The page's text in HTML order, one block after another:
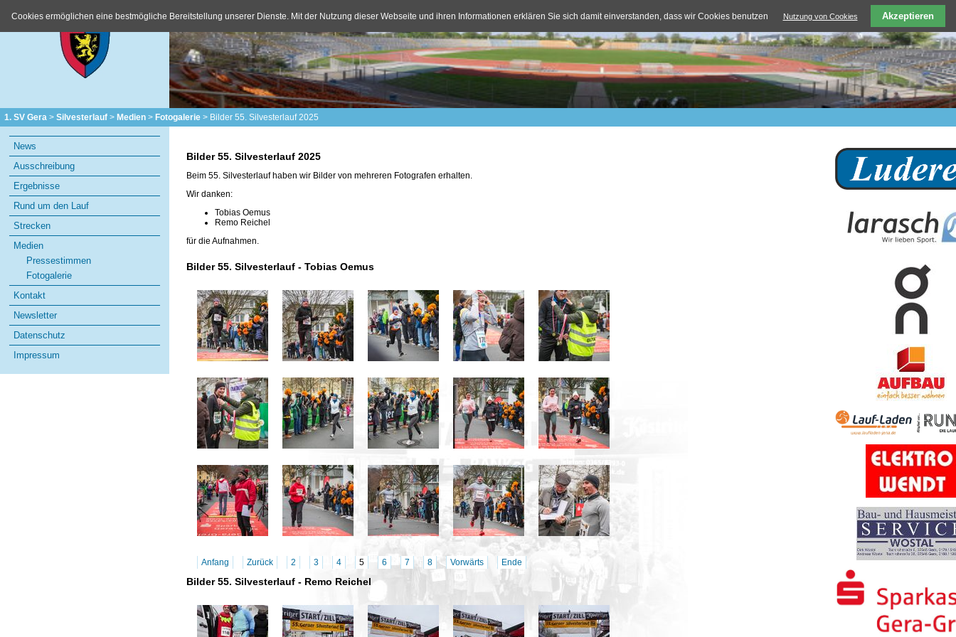
1. SV Gera Silvesterlauf Medien Fotogalerie Bilder 55. Silvesterlauf 2025
Bilder 55. Silvesterlauf 2025
Beim 55. Silvesterlauf haben wir Bilder von mehreren Fotografen erhalten.
Wir danken:
Tobias Oemus
Remo Reichel
für die Aufnahmen.
Bilder 55. Silvesterlauf - Tobias Oemus
Anfang Zurück 2 3 4 5 6 7 8 Vorwärts Ende
Bilder 55. Silvesterlauf - Remo Reichel
Navigation
überspringen
News
Ausschreibung
Ergebnisse
Rund um den Lauf
Strecken
Medien
Pressestimmen
Fotogalerie
Kontakt
Newsletter
Datenschutz
Impressum
Cookies ermöglichen eine bestmögliche Bereitstellung unserer Dienste. Mit der Nutzung dieser Webseite und ihren Informationen erklären Sie sich damit einverstanden, dass wir Cookies benutzen Nutzung von Cookies Akzeptieren